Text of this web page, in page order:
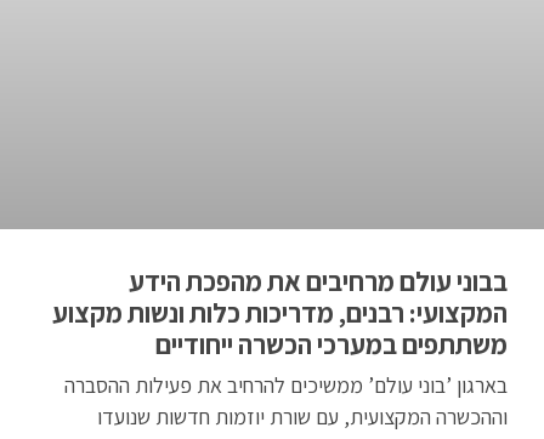
בבוני עולם מרחיבים את מהפכת הידע
המקצועי: רבנים, מדריכות כלות ונשות מקצוע
משתתפים במערכי הכשרה ייחודיים
בארגון ’בוני עולם’ ממשיכים להרחיב את פעילות ההסברה
וההכשרה המקצועית, עם שורת יוזמות חדשות שנועדו